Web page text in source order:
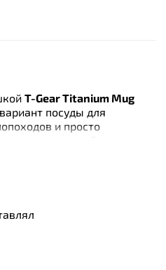
T-Gear Titanium Mug
посуды для
и просто
ценит каждый грамм
и легкого титана.
в походах,
отдыха на природе.
температурам, не